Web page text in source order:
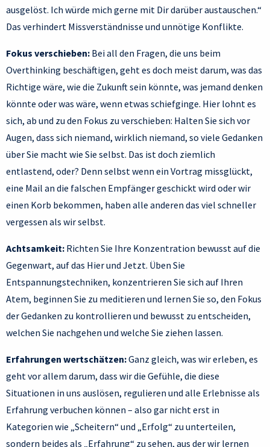
ausgelöst. Ich würde mich gerne mit Dir darüber austauschen.“
Das verhindert Missverständnisse und unnötige Konflikte.
Fokus verschieben: Bei all den Fragen, die uns beim
Overthinking beschäftigen, geht es doch meist darum, was das
Richtige wäre, wie die Zukunft sein könnte, was jemand denken
könnte oder was wäre, wenn etwas schiefginge. Hier lohnt es
sich, ab und zu den Fokus zu verschieben: Halten Sie sich vor
Augen, dass sich niemand, wirklich niemand, so viele Gedanken
über Sie macht wie Sie selbst. Das ist doch ziemlich
entlastend, oder? Denn selbst wenn ein Vortrag missglückt,
eine Mail an die falschen Empfänger geschickt wird oder wir
einen Korb bekommen, haben alle anderen das viel schneller
vergessen als wir selbst.
Achtsamkeit: Richten Sie Ihre Konzentration bewusst auf die
Gegenwart, auf das Hier und Jetzt. Üben Sie
Entspannungstechniken, konzentrieren Sie sich auf Ihren
Atem, beginnen Sie zu meditieren und lernen Sie so, den Fokus
der Gedanken zu kontrollieren und bewusst zu entscheiden,
welchen Sie nachgehen und welche Sie ziehen lassen.
Erfahrungen wertschätzen:Ganz gleich, was wir erleben, es
geht vor allem darum, dass wir die Gefühle, die diese
Situationen in uns auslösen, regulieren und alle Erlebnisse als
Erfahrung verbuchen können – also gar nicht erst in
Kategorien wie „Scheitern“ und „Erfolg“ zu unterteilen,
sondern beides als „Erfahrung“ zu sehen, aus der wir lernen